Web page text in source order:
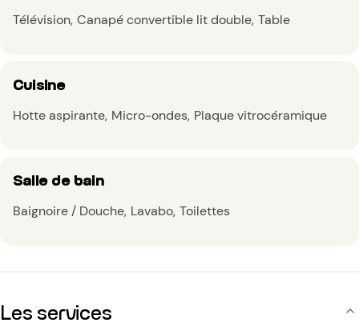
Télévision Canapé convertible lit double Table
Cuisine
Hotte aspirante Micro-ondes Plaque vitrocéramique
Salle de bain
Baignoire / Douche Lavabo Toilettes
Les services